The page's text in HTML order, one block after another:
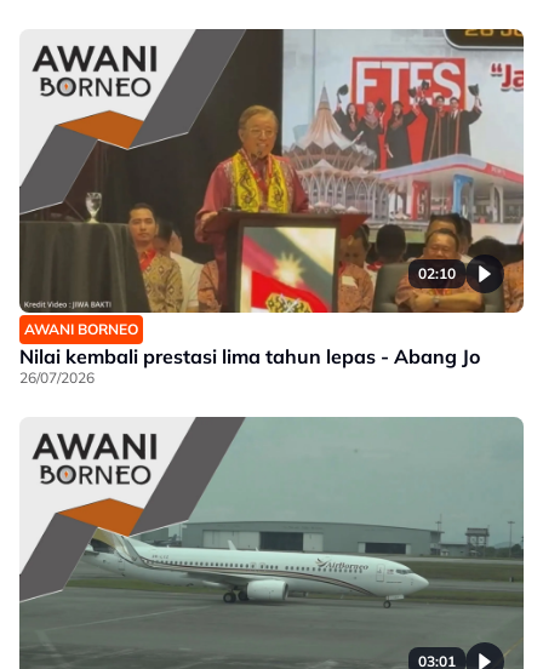
02:10
AWANI BORNEO
Nilai kembali prestasi lima tahun lepas - Abang Jo
26/07/2026
03:01